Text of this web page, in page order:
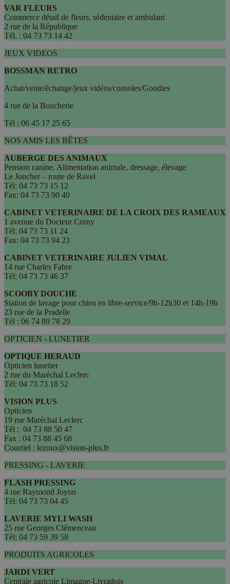
VAR FLEURS
Commerce détail de fleurs, sédentaire et ambulant
2 rue de la République
Tél. : 04 73 73 14 42
JEUX VIDEOS
BOSSMAN RETRO
Achat/vente/échange/jeux vidéos/consoles/Goodies
4 rue de la Boucherie
Tél : 06 45 17 25 65
NOS AMIS LES BÊTES
AUBERGE DES ANIMAUX
Pension canine, Alimentation animale, dressage, élevage
Le Joncher – route de Ravel
Tél: 04 73 73 15 12
Fax: 04 73 73 90 40
CABINET VETERINAIRE DE LA CROIX DES RAMEAUX
1 avenue du Docteur Corny
Tél: 04 73 73 11 24
Fax: 04 73 73 94 23
CABINET VETERINAIRE JULIEN VIMAL
14 rue Charles Fabre
Tél: 04 73 73 46 37
SCOOBY DOUCHE
Station de lavage pour chien en libre-service/9h-12h30 et 14h-19h
23 rue de la Pradelle
Tél : 06 74 89 78 29
OPTICIEN - LUNETIER
OPTIQUE HERAUD
Opticien lunetier
2 rue du Maréchal Leclerc
Tél: 04 73 73 18 52
VISION PLUS
Opticien
19 rue Maréchal Leclerc
Tél : 04 73 88 50 47
Fax : 04 73 88 45 68
Courriel : lezoux@vision-plus.fr
PRESSING - LAVERIE
FLASH PRESSING
4 rue Raymond Joyon
Tél: 04 73 73 04 45
LAVERIE MYLI WASH
25 rue Georges Clémenceau
Tél: 04 73 59 39 58
PRODUITS AGRICOLES
JARDI VERT
Centrale agricole Limagne-Livradois